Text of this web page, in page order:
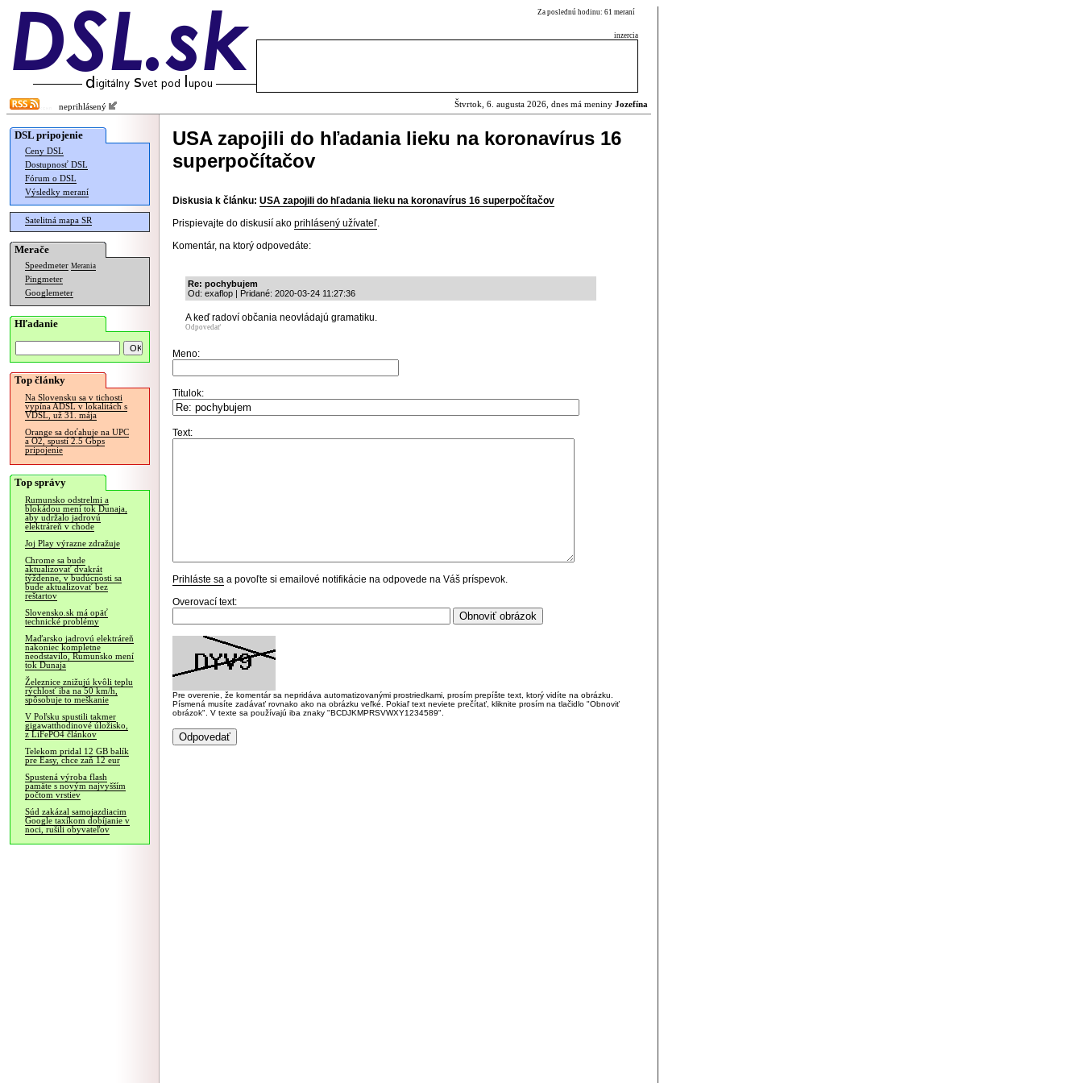
Za poslednú hodinu: 61 meraní
inzercia
neprihlásený Štvrtok, 6. augusta 2026, dnes má meniny Jozefína
DSL pripojenie
Ceny DSL
Dostupnosť DSL
Fórum o DSL
Výsledky meraní
Satelitná mapa SR
Merače
Speedmeter Merania
Pingmeter
Googlemeter
Hľadanie
Top články
Na Slovensku sa v tichosti
vypína ADSL v lokalitách s
VDSL, už 31. mája
Orange sa doťahuje na UPC
a O2, spustí 2.5 Gbps
pripojenie
Top správy
Rumunsko odstrelmi a
blokádou mení tok Dunaja,
aby udržalo jadrovú
elektráreň v chode
Joj Play výrazne zdražuje
Chrome sa bude
aktualizovať dvakrát
týždenne, v budúcnosti sa
bude aktualizovať bez
reštartov
Slovensko.sk má opäť
technické problémy
Maďarsko jadrovú elektráreň
nakoniec kompletne
neodstavilo, Rumunsko mení
tok Dunaja
Železnice znižujú kvôli teplu
rýchlosť iba na 50 km/h,
spôsobuje to meškanie
V Poľsku spustili takmer
gigawatthodinové úložisko,
z LiFePO4 článkov
Telekom pridal 12 GB balík
pre Easy, chce zaň 12 eur
Spustená výroba flash
pamäte s novým najvyšším
počtom vrstiev
Súd zakázal samojazdiacim
Google taxíkom dobíjanie v
noci, rušili obyvateľov
USA zapojili do hľadania lieku na koronavírus 16
superpočítačov
Diskusia k článku: USA zapojili do hľadania lieku na koronavírus 16 superpočítačov
Prispievajte do diskusií ako prihlásený užívateľ.
Komentár, na ktorý odpovedáte:
Re: pochybujem
Od: exaflop | Pridané: 2020-03-24 11:27:36
A keď radoví občania neovládajú gramatiku.
Odpovedať
Meno:
Titulok:
Text:
Prihláste sa a povoľte si emailové notifikácie na odpovede na Váš príspevok.
Overovací text:
Pre overenie, že komentár sa nepridáva automatizovanými prostriedkami, prosím prepíšte text, ktorý vidíte na obrázku.
Písmená musíte zadávať rovnako ako na obrázku veľké. Pokiaľ text neviete prečítať, kliknite prosím na tlačidlo "Obnoviť
obrázok". V texte sa používajú iba znaky "BCDJKMPRSVWXY1234589".